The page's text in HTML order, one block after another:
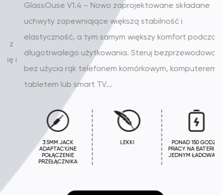
GlassOuse V1.4 – Nowo zaprojektowane składane
uchwyty zapewniające większą stabilność i
elastyczność, a tym samym większy komfort podczas
długotrwałego użytkowania. Steruj bezprzewodowo i
bez użycia rąk telefonem komórkowym, komputerem,
tabletem lub smart TV...
3.5MM JACK
ADAPTACYJNE
POŁĄCZENIE
PRZEŁĄCZNIKA
PONAD 150 GODZIN
PRACY NA BATERII NA
JEDNYM ŁADOWANIU